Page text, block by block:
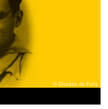
© Diocèse de Paris